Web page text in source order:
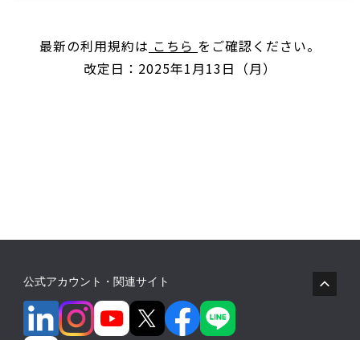
最新の利用規約は こちら をご確認ください。
改定日：2025年1月13日（月）
公式アカウント・関連サイト